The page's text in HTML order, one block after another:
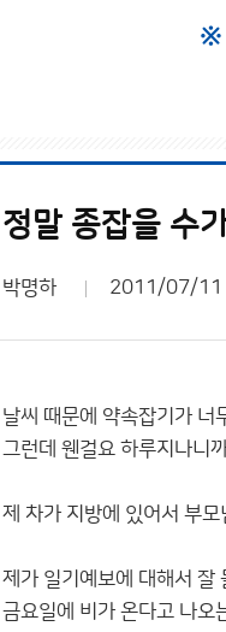
※
정말 종잡을 수
박명하 2011/07/11
날씨 때문에 약속잡기가 너
그런데 웬걸요 하루지나니
제 차가 지방에 있어서 부
제가 일기예보에 대해서 잘
금요일에 비가 온다고 나오